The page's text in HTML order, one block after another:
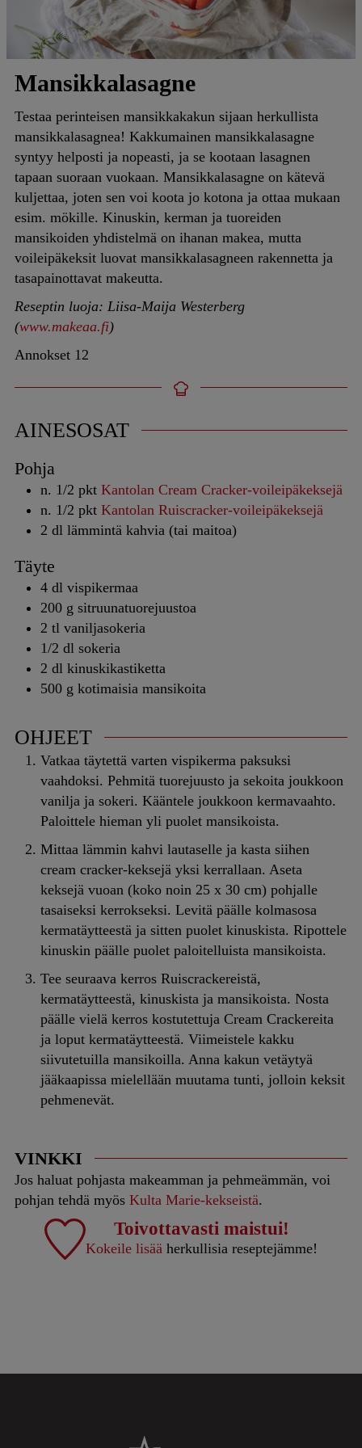
Mansikkalasagne
Testaa perinteisen mansikkakakun sijaan herkullista
mansikkalasagnea! Kakkumainen mansikkalasagne
syntyy helposti ja nopeasti, ja se kootaan lasagnen
tapaan suoraan vuokaan. Mansikkalasagne on kätevä
kuljettaa, joten sen voi koota jo kotona ja ottaa mukaan
esim. mökille. Kinuskin, kerman ja tuoreiden
mansikoiden yhdistelmä on ihanan makea, mutta
voileipäkeksit luovat mansikkalasagneen rakennetta ja
tasapainottavat makeutta.
Reseptin luoja: Liisa-Maija Westerberg
(www.makeaa.fi)
Annokset 12
AINESOSAT
Pohja
n. 1/2 pkt Kantolan Cream Cracker-voileipäkeksejä
n. 1/2 pkt Kantolan Ruiscracker-voileipäkeksejä
2 dl lämmintä kahvia (tai maitoa)
Täyte
4 dl vispikermaa
200 g sitruunatuorejuustoa
2 tl vaniljasokeria
1/2dl sokeria
2 dl kinuskikastiketta
500 g kotimaisia mansikoita
OHJEET
Vatkaa täytettä varten vispikerma paksuksi
vaahdoksi. Pehmitä tuorejuusto ja sekoita joukkoon
vanilja ja sokeri. Kääntele joukkoon kermavaahto.
Paloittele hieman yli puolet mansikoista.
Mittaa lämmin kahvi lautaselle ja kasta siihen
cream cracker-keksejä yksi kerrallaan. Aseta
keksejä vuoan (koko noin 25 x 30 cm) pohjalle
tasaiseksi kerrokseksi. Levitä päälle kolmasosa
kermatäytteestä ja sitten puolet kinuskista. Ripottele
kinuskin päälle puolet paloitelluista mansikoista.
Tee seuraava kerros Ruiscrackereistä,
kermatäytteestä, kinuskista ja mansikoista. Nosta
päälle vielä kerros kostutettuja Cream Crackereita
ja loput kermatäytteestä. Viimeistele kakku
siivutetuilla mansikoilla. Anna kakun vetäytyä
jääkaapissa mielellään muutama tunti, jolloin keksit
pehmenevät.
VINKKI
Jos haluat pohjasta makeamman ja pehmeämmän, voi
pohjan tehdä myösKulta Marie-kekseistä.
Toivottavasti maistui!
Kokeile lisääherkullisia reseptejämme!